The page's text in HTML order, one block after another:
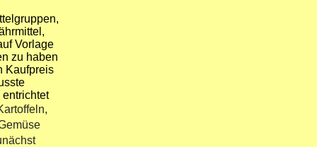
Vorlage
zu haben
Kaufpreis